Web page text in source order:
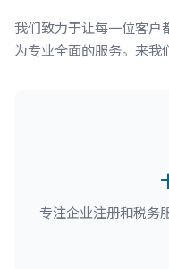
我们致力于让每一位客户
为专业全面的服务。来我
专注企业注册和税务